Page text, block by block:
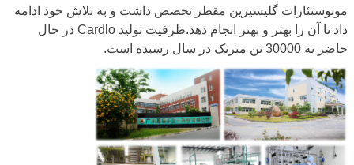
مونوستئارات گلیسیرین مقطر تخصص داشت و به تلاش خود ادامه
داد تا آن را بهتر و بهتر انجام دهد.ظرفیت تولید Cardlo در حال
حاضر به 30000 تن متریک در سال رسیده است.